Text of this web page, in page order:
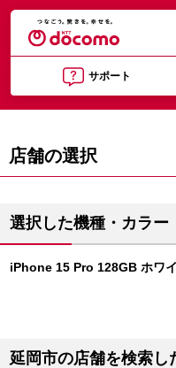
サポート
店舗の選択
選択した機種・カラー
iPhone 15 Pro 128GB ホワ
延岡市の店舗を検索し